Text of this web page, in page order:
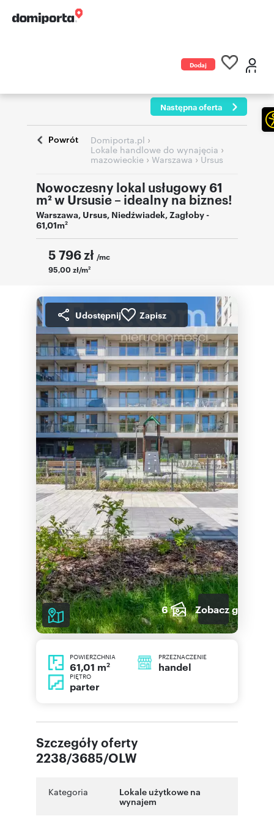
Dodaj
Następna oferta
Powrót Domiporta.pl ›
Lokale handlowe do wynajęcia ›
mazowieckie › Warszawa ›Ursus
Nowoczesny lokal usługowy 61
m² w Ursusie – idealny na biznes!
Warszawa, Ursus, Niedźwiadek,Zagłoby-
61,01m2
5 796zł /mc
95,00 zł/m2
Udostępnij Zapisz
6 Zobacz galerię
POWIERZCHNIA
61,01 m2
PRZEZNACZENIE
handel
PIĘTRO
parter
Szczegóły oferty
2238/3685/OLW
Kategoria
Lokale użytkowe na
wynajem